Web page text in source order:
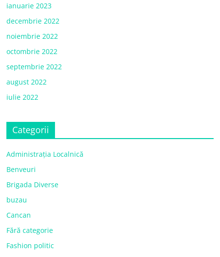
ianuarie 2023
decembrie 2022
noiembrie 2022
octombrie 2022
septembrie 2022
august 2022
iulie 2022
Categorii
Administrația Localnică
Benveuri
Brigada Diverse
buzau
Cancan
Fără categorie
Fashion politic